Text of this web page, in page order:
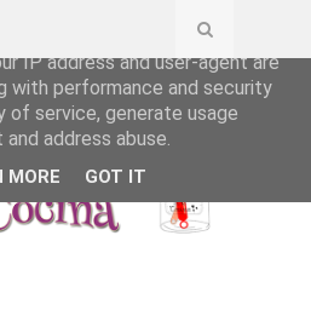
Google to deliver its services
IP address and user-agent are
with performance and security
service, generate usage
address abuse.
MORE GOT IT